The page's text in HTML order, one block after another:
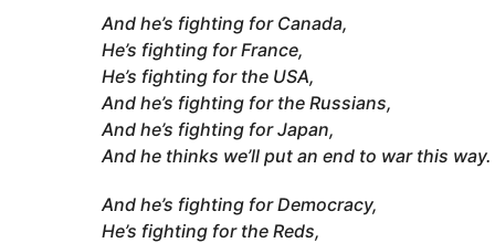
And he’s fighting for Canada,
He’s fighting for France,
He’s fighting for the USA,
And he’s fighting for the Russians,
And he’s fighting for Japan,
And he thinks we’ll put an end to war this way.
And he’s fighting for Democracy,
He’s fighting for the Reds,